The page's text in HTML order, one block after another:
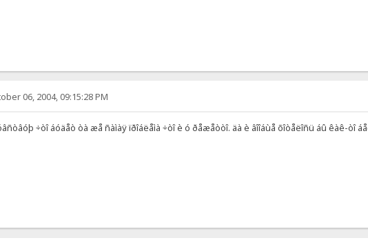
06, 2004, 09:15:28 PM
÷òî áóäåò òà æå ñàìàÿ ïðîáëåìà ÷òî è ó ðåæåòòî. äà è âîîáùå õîòåëîñü áû êàê-òî